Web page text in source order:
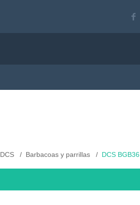
DCS Barbacoas y parrillas DCS BGB36